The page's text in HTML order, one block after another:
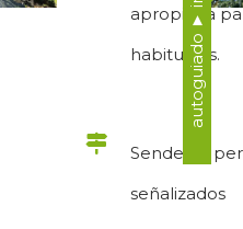
apropiada
habituales.
Senderos
señalizados